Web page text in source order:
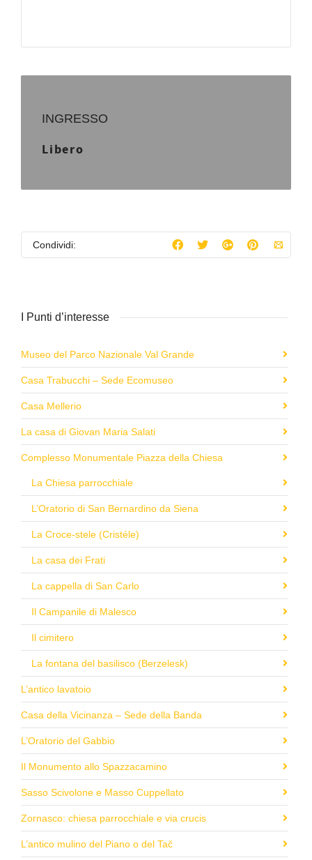
INGRESSO
Libero
Condividi:
I Punti d’interesse
Museo del Parco Nazionale Val Grande
Casa Trabucchi – Sede Ecomuseo
Casa Mellerio
La casa di Giovan Maria Salati
Complesso Monumentale Piazza della Chiesa
La Chiesa parrocchiale
L’Oratorio di San Bernardino da Siena
La Croce-stele (Cristéle)
La casa dei Frati
La cappella di San Carlo
Il Campanile di Malesco
Il cimitero
La fontana del basilisco (Berzelesk)
L’antico lavatoio
Casa della Vicinanza – Sede della Banda
L’Oratorio del Gabbio
Il Monumento allo Spazzacamino
Sasso Scivolone e Masso Cuppellato
Zornasco: chiesa parrocchiale e via crucis
L’antico mulino del Piano o del Tač